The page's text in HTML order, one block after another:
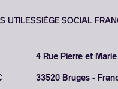
UTILESSIÈGE SOCIAL
4 Rue Pierre et
33520 Bruges -